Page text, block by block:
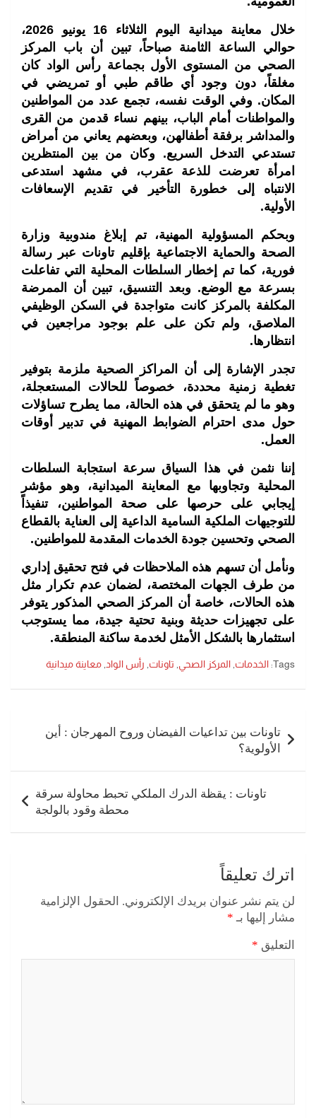
خلال معاينة ميدانية اليوم الثلاثاء 16 يونيو 2026،
حوالي الساعة الثامنة صباحاً، تبين أن باب المركز
الصحي من المستوى الأول بجماعة رأس الواد كان
مغلقاً، دون وجود أي طاقم طبي أو تمريضي في
المكان. وفي الوقت نفسه، تجمع عدد من المواطنين
والمواطنات أمام الباب، بينهم نساء قدمن من القرى
والمداشر برفقة أطفالهن، وبعضهم يعاني من أمراض
تستدعي التدخل السريع. وكان من بين المنتظرين
امرأة تعرضت للذعة عقرب، في مشهد استدعى
الانتباه إلى خطورة التأخير في تقديم الإسعافات
الأولية.
وبحكم المسؤولية المهنية، تم إبلاغ مندوبية وزارة
الصحة والحماية الاجتماعية بإقليم تاونات عبر رسالة
فورية، كما تم إخطار السلطات المحلية التي تفاعلت
بسرعة مع الوضع. وبعد التنسيق، تبين أن الممرضة
المكلفة بالمركز كانت متواجدة في السكن الوظيفي
الملاصق، ولم تكن على علم بوجود مراجعين في
انتظارها.
تجدر الإشارة إلى أن المراكز الصحية ملزمة بتوفير
تغطية زمنية محددة، خصوصاً للحالات المستعجلة،
وهو ما لم يتحقق في هذه الحالة، مما يطرح تساؤلات
حول مدى احترام الضوابط المهنية في تدبير أوقات
العمل.
إننا نثمن في هذا السياق سرعة استجابة السلطات
المحلية وتجاوبها مع المعاينة الميدانية، وهو مؤشر
إيجابي على حرصها على صحة المواطنين، تنفيذاً
للتوجيهات الملكية السامية الداعية إلى العناية بالقطاع
الصحي وتحسين جودة الخدمات المقدمة للمواطنين.
ونأمل أن تسهم هذه الملاحظات في فتح تحقيق إداري
من طرف الجهات المختصة، لضمان عدم تكرار مثل
هذه الحالات، خاصة أن المركز الصحي المذكور يتوفر
على تجهيزات حديثة وبنية تحتية جيدة، مما يستوجب
استثمارها بالشكل الأمثل لخدمة ساكنة المنطقة.
Tags: الخدمات, المركز الصحي, تاونات, رأس الواد, معاينة ميدانية
المقالاتتاونات بين تداعيات الفيضان وروح المهرجان : أين
الأولوية؟
تاونات : يقظة الدرك الملكي تحبط محاولة سرقة
محطة وقود بالولجة
اترك تعليقاً
لن يتم نشر عنوان بريدك الإلكتروني. الحقول الإلزامية
مشار إليها بـ *
التعليق *